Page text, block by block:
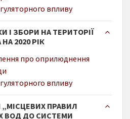
впливу
І ЗБОРИ НА ТЕРИТОРІЇ
2020 РІК
про оприлюднення
впливу
ПРАВИЛ
ВОД ДО СИСТЕМИ